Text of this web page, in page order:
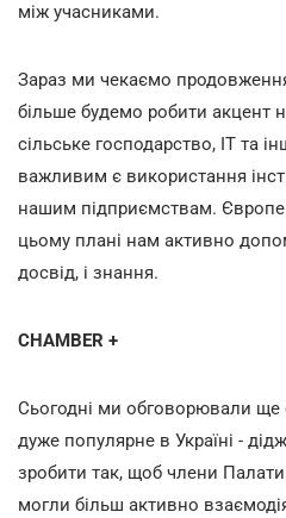
між учасниками.
Зараз ми чекаємо
більше будемо робити акцент
сільське господарство, IT та
важливим є використання
нашим підприємствам.
цьому плані нам активно
досвід, і знання.
CHAMBER +
Сьогодні ми обговорювали
дуже популярне в Україні -
зробити так, щоб члени Палати
могли більш активно